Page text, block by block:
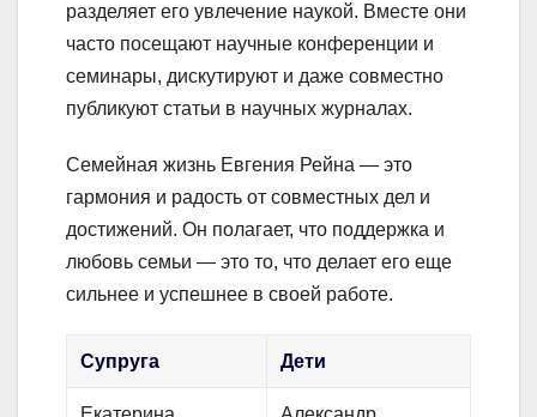
разделяет его увлечение наукой. Вместе они
часто посещают научные конференции и
семинары, дискутируют и даже совместно
публикуют статьи в научных журналах.
Семейная жизнь Евгения Рейна — это
гармония и радость от совместных дел и
достижений. Он полагает, что поддержка и
любовь семьи — это то, что делает его еще
сильнее и успешнее в своей работе.
Супруга Дети